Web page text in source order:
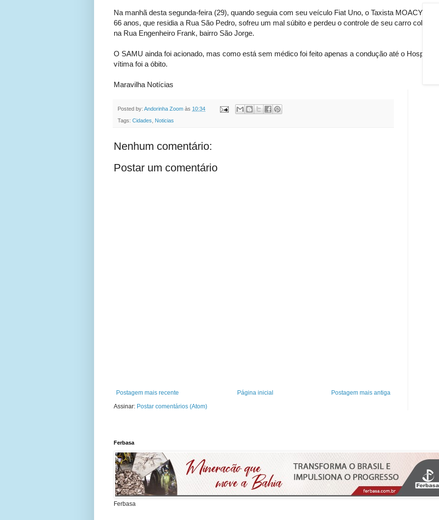
Na manhã desta segunda-feira (29), quando seguia com seu veículo Fiat Uno, o Taxista MOACY DA
66 anos, que residia a Rua São Pedro, sofreu um mal súbito e perdeu o controle de seu carro
na Rua Engenheiro Frank, bairro São Jorge.
O SAMU ainda foi acionado, mas como está sem médico foi feito apenas a condução até o Hospital
vítima foi a óbito.
Maravilha Notícias
Posted by: Andorinha Zoom às 10:34
Tags: Cidades Noticias
Nenhum comentário:
Postar um comentário
Postagem mais recente Postagem mais antiga
Página inicial
Assinar: Postar comentários (Atom)
Ferbasa
Ferbasa